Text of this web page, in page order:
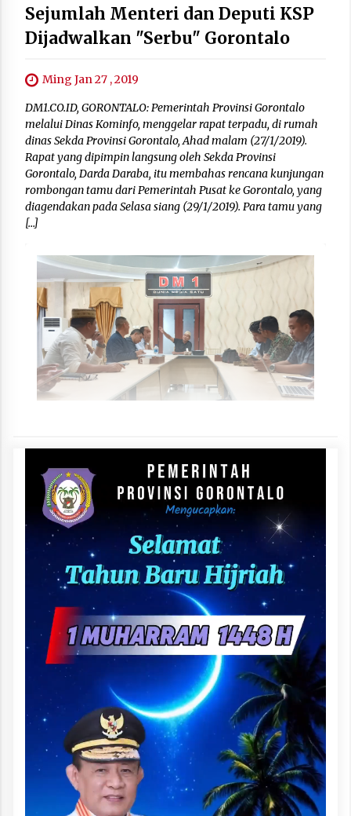
Sejumlah Menteri dan Deputi KSP
Dijadwalkan "Serbu" Gorontalo
Ming Jan 27 , 2019
DM1.CO.ID, GORONTALO: Pemerintah Provinsi Gorontalo
melalui Dinas Kominfo, menggelar rapat terpadu, di rumah
dinas Sekda Provinsi Gorontalo, Ahad malam (27/1/2019).
Rapat yang dipimpin langsung oleh Sekda Provinsi
Gorontalo, Darda Daraba, itu membahas rencana kunjungan
rombongan tamu dari Pemerintah Pusat ke Gorontalo, yang
diagendakan pada Selasa siang (29/1/2019). Para tamu yang
[…]